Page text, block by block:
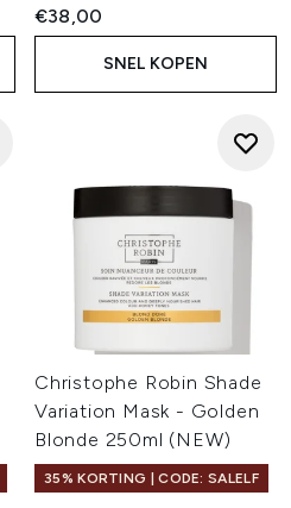
€38,00
SNEL KOPEN
Christophe Robin Shade
Variation Mask - Golden
Blonde 250ml (NEW)
35% KORTING | CODE: SALELF